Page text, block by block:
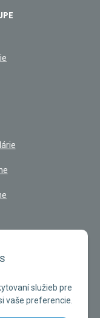
služieb pre
vaše preferencie.